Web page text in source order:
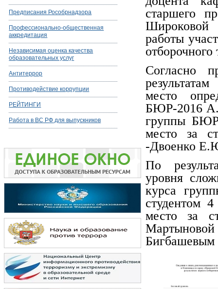
Предписания Рособрнадзора
Профессионально-общественная
аккредитация
Независимая оценка качества
образовательных услуг
Антитеррор
Противодействие коррупции
РЕЙТИНГИ
Работа в ВС РФ для выпускников
старшего
Широковой
работы
отборочного
Согласно
место
БЮР-2016
группы
место за
-Двоенко
По
уровня
курса
студентом
место за